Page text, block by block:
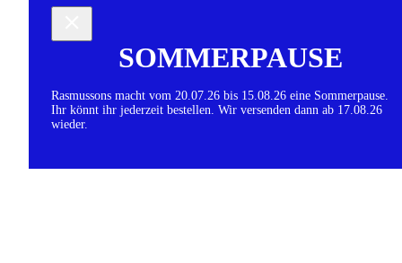
SOMMERPAUSE
Rasmussons macht vom 20.07.26 bis 15.08.26 eine Sommerpause.
Ihr könnt ihr jederzeit bestellen. Wir versenden dann ab 17.08.26
wieder.